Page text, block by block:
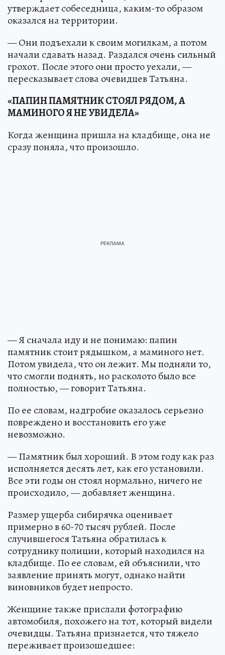
утверждает собеседница, каким-то образом
оказался на территории.
— Они подъехали к своим могилкам, а потом
начали сдавать назад. Раздался очень сильный
грохот. После этого они просто уехали, —
пересказывает слова очевидцев Татьяна.
«ПАПИН ПАМЯТНИК СТОЯЛ РЯДОМ, А
МАМИНОГО Я НЕ УВИДЕЛА»
Когда женщина пришла на кладбище, она не
сразу поняла, что произошло.
— Я сначала иду и не понимаю: папин
памятник стоит рядышком, а маминого нет.
Потом увидела, что он лежит. Мы подняли то,
что смогли поднять, но расколото было все
полностью, — говорит Татьяна.
По ее словам, надгробие оказалось серьезно
повреждено и восстановить его уже
невозможно.
— Памятник был хороший. В этом году как раз
исполняется десять лет, как его установили.
Все эти годы он стоял нормально, ничего не
происходило, — добавляет женщина.
Размер ущерба сибирячка оценивает
примерно в 60-70 тысяч рублей. После
случившегося Татьяна обратилась к
сотруднику полиции, который находился на
кладбище. По ее словам, ей объяснили, что
заявление принять могут, однако найти
виновников будет непросто.
Женщине также прислали фотографию
автомобиля, похожего на тот, который видели
очевидцы. Татьяна признается, что тяжело
переживает произошедшее: